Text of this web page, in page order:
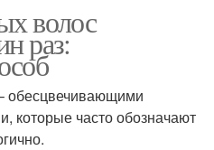
волос
раз:
обесцвечивающими
которые часто обозначают